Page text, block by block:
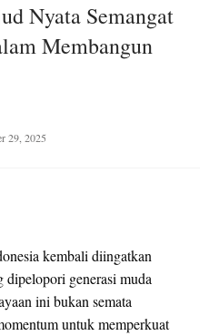
Nyata Semangat
Membangun
29, 2025
kembali diingatkan
dipelopori generasi muda
ini bukan semata
untuk memperkuat